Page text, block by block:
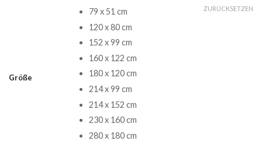
Größe
79 x 51 cm
120 x 80 cm
152 x 99 cm
160 x 122 cm
180 x 120 cm
214 x 99 cm
214 x 152 cm
230 x 160 cm
280 x 180 cm
ZURÜCKSETZEN